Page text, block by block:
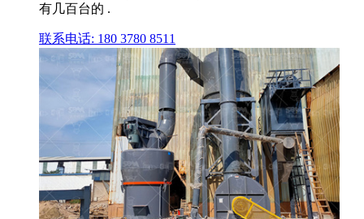
有几百台的 .
联系电话: 180 3780 8511